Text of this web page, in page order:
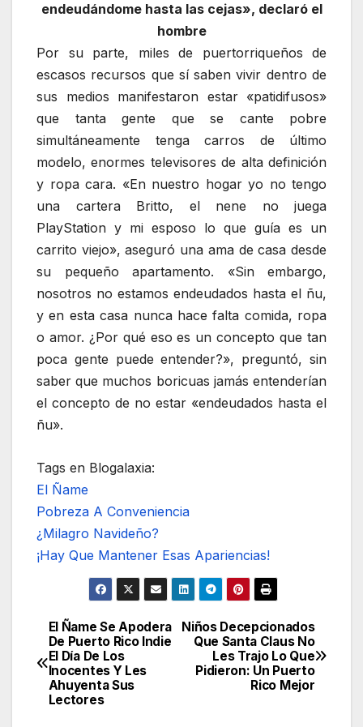
endeudándome hasta las cejas», declaró el
hombre
Por su parte, miles de puertorriqueños de
escasos recursos que sí saben vivir dentro de
sus medios manifestaron estar «patidifusos»
que tanta gente que se cante pobre
simultáneamente tenga carros de último
modelo, enormes televisores de alta definición
y ropa cara. «En nuestro hogar yo no tengo
una cartera Britto, el nene no juega
PlayStation y mi esposo lo que guía es un
carrito viejo», aseguró una ama de casa desde
su pequeño apartamento. «Sin embargo,
nosotros no estamos endeudados hasta el ñu,
y en esta casa nunca hace falta comida, ropa
o amor. ¿Por qué eso es un concepto que tan
poca gente puede entender?», preguntó, sin
saber que muchos boricuas jamás entenderían
el concepto de no estar «endeudados hasta el
ñu».
Tags en Blogalaxia:
El Ñame
Pobreza A Conveniencia
¿Milagro Navideño?
¡Hay Que Mantener Esas Apariencias!
Navegación
de
entradas
Niños Decepcionados
Que Santa Claus No
Les Trajo Lo Que
Pidieron: Un Puerto
Rico Mejor
El Ñame Se Apodera
De Puerto Rico Indie
El Día De Los
Inocentes Y Les
Ahuyenta Sus
Lectores